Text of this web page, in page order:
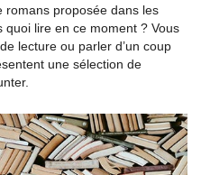
romans proposée dans les
quoi lire en ce moment ? Vous
lecture ou parler d’un coup
une sélection de